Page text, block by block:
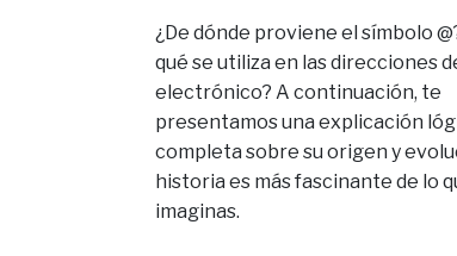
¿De dónde proviene el símbolo
qué se utiliza en las direcciones
electrónico? A continuación, te
presentamos una explicación
completa sobre su origen y
historia es más fascinante de lo
imaginas.